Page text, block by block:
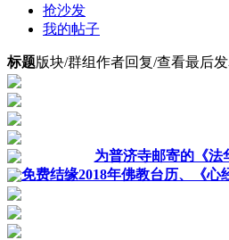
抢沙发
我的帖子
标题版块/群组作者回复/查看最后
为普济寺邮寄的《法
免费结缘2018年佛教台历、《心